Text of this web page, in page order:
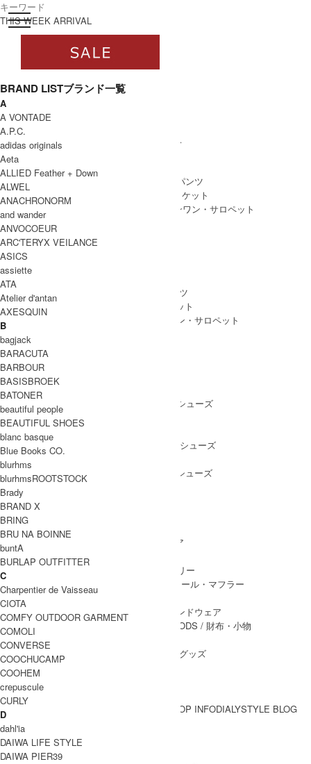
toggle navigation
ログイン
すべて
WOMEN
WOMEN ALL ITEM
/ ワンピース
SKIRT
BOTTOMS
/ ボトムス・パンツ
/ アウター・ジャケット
/ オールインワン・サロペット
MEN
MEN ALL ITEM
/ ボトムス・パンツ
/ アウター・ジャケット
/ オールインワン・サロペット
SHOES
SHOES ALL ITEM
/ ドレスシューズ
BOOTS
PUMPS
/ バレエシューズ
OTHER SHOES
/ その他シューズ
GOODS
GOODS ALL ITEM
/ 帽子・ヘッドウェア
BAG
ACCESSARY
/ アクセサリー
/ ストール・マフラー
LEG WEAR
HAND WEAR
/ 手袋・ハンドウェア
WALLET&GENERAL GOODS / 財布・小物
/ その他グッズ
BRAND一覧
BRAND一覧
SHOP INFODIALYSTYLE BLOG
THIS WEEK ARRIVAL
BRAND LISTブランド一覧
A
A VONTADE
A.P.C.
adidas originals
Aeta
ALLIED Feather + Down
ALWEL
ANACHRONORM
and wander
ANVOCOEUR
ARC'TERYX VEILANCE
ASICS
assiette
ATA
Atelier d'antan
AXESQUIN
B
bagjack
BARACUTA
BARBOUR
BASISBROEK
BATONER
beautiful people
BEAUTIFUL SHOES
blanc basque
Blue Books CO.
blurhms
blurhmsROOTSTOCK
Brady
BRAND X
BRING
BRU NA BOINNE
buntA
BURLAP OUTFITTER
C
Charpentier de Vaisseau
CIOTA
COMFY OUTDOOR GARMENT
COMOLI
CONVERSE
COOCHUCAMP
COOHEM
crepuscule
CURLY
D
dahl'ia
DAIWA LIFE STYLE
DAIWA PIER39